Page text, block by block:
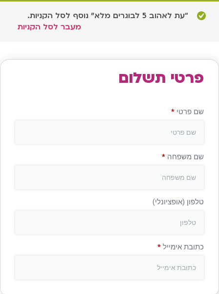
“עת לאהוב 5 לבוגרים מלא” נוסף לסל הקניות.
מעבר לסל הקניות
פרטי תשלום
שם פרטי *
שם משפחה *
טלפון (אופציונלי)
כתובת אימייל *